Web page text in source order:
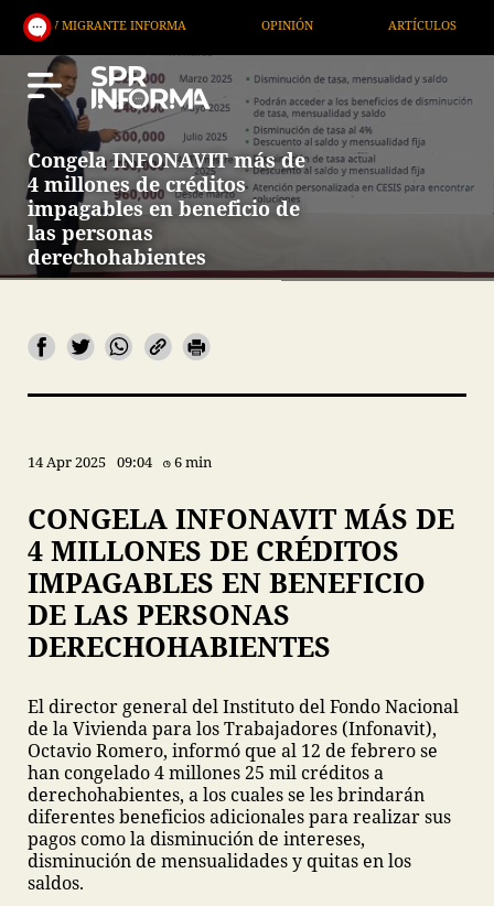
INFORMA ARTÍCULOS
Congela INFONAVIT más de
4 millones de créditos
impagables en beneficio de
las personas
derechohabientes
14 Apr 2025 09:04 6 min
CONGELA INFONAVIT MÁS DE
4 MILLONES DE CRÉDITOS
IMPAGABLES EN BENEFICIO
DE LAS PERSONAS
DERECHOHABIENTES
El director general del Instituto del Fondo Nacional
de la Vivienda para los Trabajadores (Infonavit),
Octavio Romero, informó que al 12 de febrero se
han congelado 4 millones 25 mil créditos a
derechohabientes, a los cuales se les brindarán
diferentes beneficios adicionales para realizar sus
pagos como la disminución de intereses,
disminución de mensualidades y quitas en los
saldos.